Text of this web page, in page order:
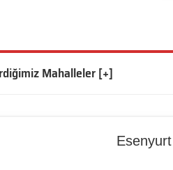
Mahalleler [+]